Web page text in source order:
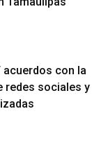
acuerdos con la
redes sociales y